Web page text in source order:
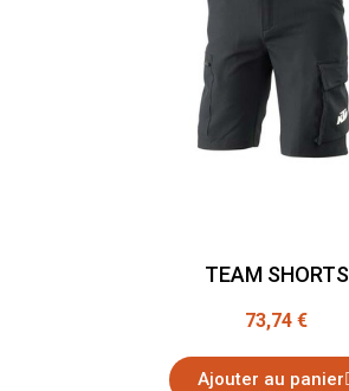
TEAM SHORTS
73,74 €
Ajouter au panier